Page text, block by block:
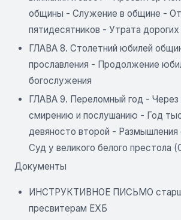
общины - Служение в общине -
пятидесятников - Утрата
ГЛАВА 8. Столетний юбилей
прославления - Продолжение
богослужения
ГЛАВА 9. Переломный год - Через
смирению и послушанию - Год
девяносто второй - Размышления
Суд у великого белого престола
Документы
ИНСТРУКТИВНОЕ ПИСЬМО
пресвитерам ЕХБ